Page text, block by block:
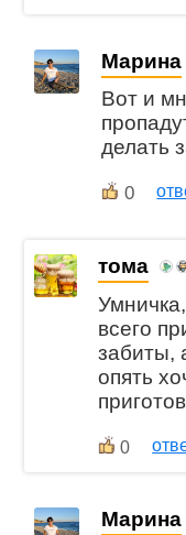
Марина
Вот и
делать
0
тома
всего
забиты,
опять
0
Марина